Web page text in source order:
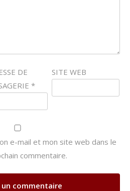
DE
*
SITE WEB
e-mail et mon site web dans le
commentaire.